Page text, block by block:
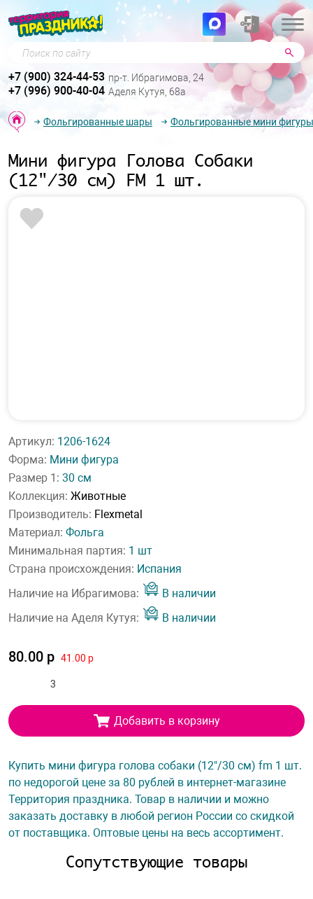
Поиск по сайту
+7 (900) 324-44-53 пр-т. Ибрагимова, 24
+7 (996) 900-40-04 Аделя Кутуя, 68а
Фольгированные шары Фольгированные мини фигуры
Мини фигура Голова Собаки
(12"/30 см) FM 1 шт.
Артикул: 1206-1624
Форма: Мини фигура
Размер 1: 30 см
Коллекция: Животные
Производитель: Flexmetal
Материал: Фольга
Минимальная партия: 1 шт
Страна происхождения: Испания
Наличие на Ибрагимова:
В наличии
Наличие на Аделя Кутуя:
В наличии
80.00 р 41.00 р
Добавить в корзину
Купить мини фигура голова собаки (12"/30 см) fm 1 шт.
по недорогой цене за 80 рублей в интернет-магазине
Территория праздника. Товар в наличии и можно
заказать доставку в любой регион России со скидкой
от поставщика. Оптовые цены на весь ассортимент.
Сопутствующие товары